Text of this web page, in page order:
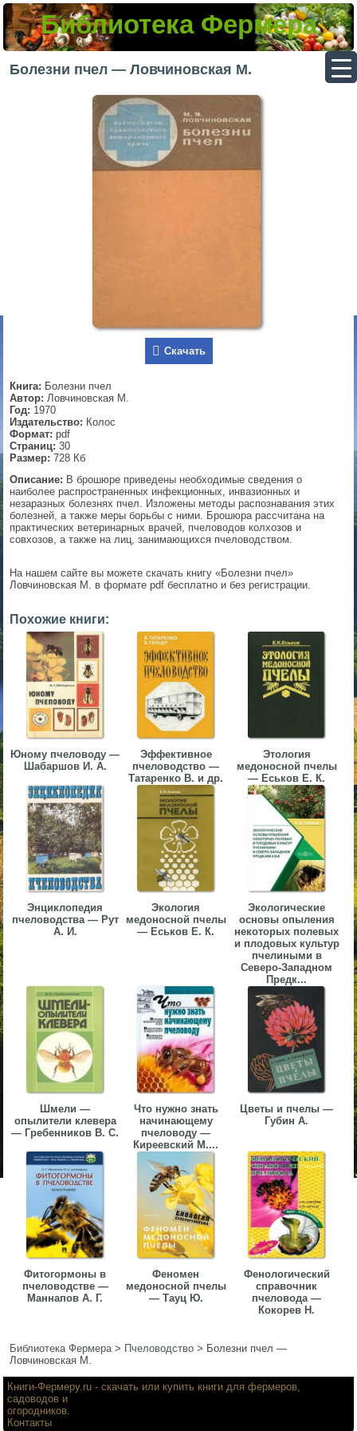
Библиотека Фермера
Болезни пчел — Ловчиновская М.
Скачать
Книга: Болезни пчел
Автор: Ловчиновская М.
Год: 1970
Издательство: Колос
Формат: pdf
Страниц: 30
Размер: 728 Кб
Описание: В брошюре приведены необходимые сведения о
наиболее распространенных инфекционных, инвазионных и
незаразных болезнях пчел. Изложены методы распознавания этих
болезней, а также меры борьбы с ними. Брошюра рассчитана на
практических ветеринарных врачей, пчеловодов колхозов и
совхозов, а также на лиц, занимающихся пчеловодством.
На нашем сайте вы можете скачать книгу «Болезни пчел»
Ловчиновская М. в формате pdf бесплатно и без регистрации.
Похожие книги:
Юному пчеловоду —
Шабаршов И. А.
Эффективное
пчеловодство —
Татаренко В. и др.
Этология
медоносной пчелы
— Еськов Е. К.
Энциклопедия
пчеловодства — Рут
А. И.
Экология
медоносной пчелы
— Еськов Е. К.
Экологические
основы опыления
некоторых полевых
и плодовых культур
пчелиными в
Северо-Западном
Предк...
Шмели —
опылители клевера
— Гребенников В. С.
Что нужно знать
начинающему
пчеловоду —
Киреевский М....
Цветы и пчелы —
Губин А.
Фитогормоны в
пчеловодстве —
Маннапов А. Г.
Феномен
медоносной пчелы
— Тауц Ю.
Фенологический
справочник
пчеловода —
Кокорев Н.
Библиотека Фермера> Пчеловодство > Болезни пчел —
Ловчиновская М.
▼
▼
▼
▼
▼
▼
▼
Книги-Фермеру.ru - скачать или купить книги для фермеров,
садоводов и
огородников.
Контакты